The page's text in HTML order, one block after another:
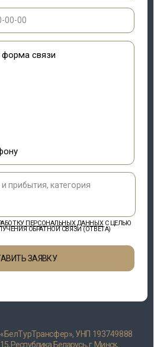
УНП 193749888
Беларусь, г. Минск,
д.115А, пом. 268
сайта: 24/7
Разработка сайтаKatsiaTochilina
отношении обработки
персональных данных
горисполкомом
ОБРАТНОЙ СВЯЗИ (ОТВЕТА)